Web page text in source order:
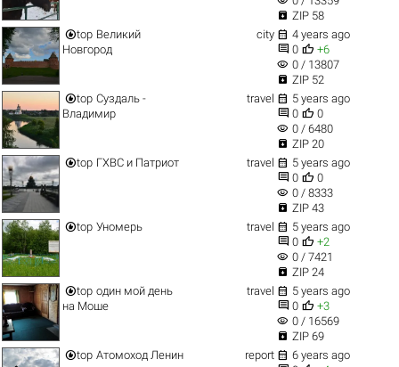
 ZIP 58
top Великий
Новгород
city  4 years ago
 0  +6
visibility 0 / 13807
 ZIP 52
top Суздаль -
Владимир
travel  5 years ago
 0  0
visibility 0 / 6480
 ZIP 20
top ГХВС и Патриот travel  5 years ago
 0  0
visibility 0 / 8333
 ZIP 43
top Уномерь travel  5 years ago
 0  +2
visibility 0 / 7421
 ZIP 24
top один мой день
на Моше
travel  5 years ago
 0  +3
visibility 0 / 16569
 ZIP 69
top Атомоход Ленин report  6 years ago